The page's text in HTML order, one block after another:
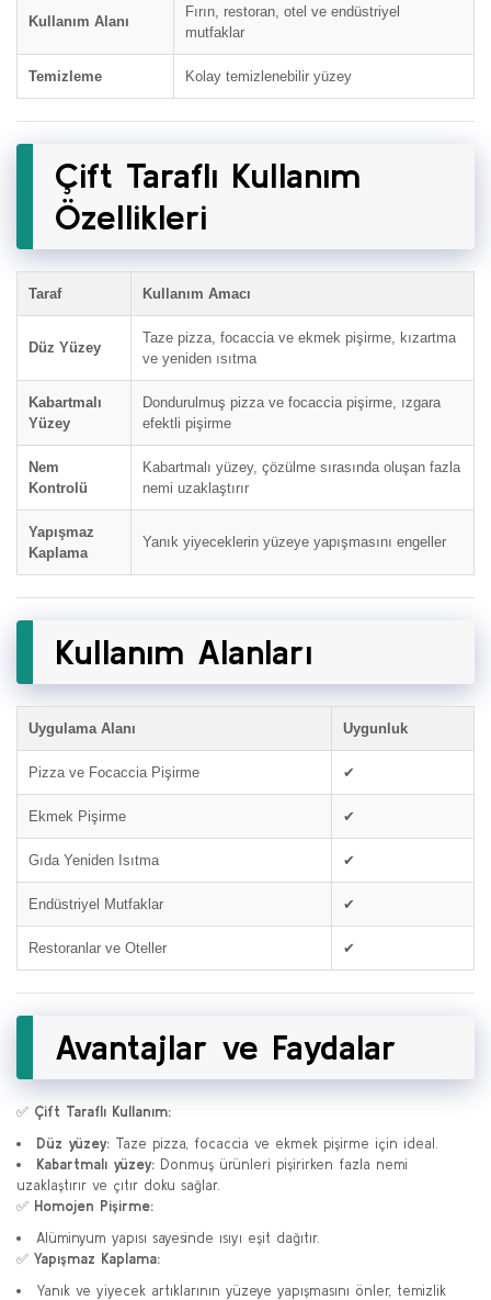
Kullanım Alanı
Fırın, restoran, otel ve endüstriyel
mutfaklar
Temizleme Kolay temizlenebilir yüzey
Çift Taraflı Kullanım
Özellikleri
Taraf Kullanım Amacı
Düz Yüzey
Taze pizza, focaccia ve ekmek pişirme, kızartma
ve yeniden ısıtma
Kabartmalı
Yüzey
Dondurulmuş pizza ve focaccia pişirme, ızgara
efektli pişirme
Nem
Kontrolü
Kabartmalı yüzey, çözülme sırasında oluşan fazla
nemi uzaklaştırır
Yapışmaz
Kaplama
Yanık yiyeceklerin yüzeye yapışmasını engeller
Kullanım Alanları
Uygulama Alanı Uygunluk
Pizza ve Focaccia Pişirme ✔
Ekmek Pişirme ✔
Gıda Yeniden Isıtma ✔
Endüstriyel Mutfaklar ✔
Restoranlar ve Oteller ✔
Avantajlar ve Faydalar
✅ Çift Taraflı Kullanım:
Düz yüzey: Taze pizza, focaccia ve ekmek pişirme için ideal.
Kabartmalı yüzey: Donmuş ürünleri pişirirken fazla nemi
uzaklaştırır ve çıtır doku sağlar.
✅ Homojen Pişirme:
Alüminyum yapısı sayesinde ısıyı eşit dağıtır.
✅ Yapışmaz Kaplama:
Yanık ve yiyecek artıklarının yüzeye yapışmasını önler, temizlik